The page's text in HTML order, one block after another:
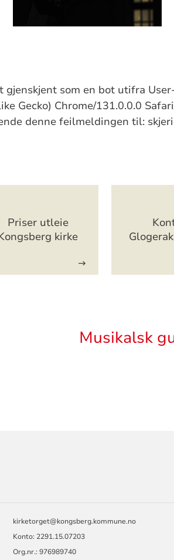
som en bot utifra
Gecko) Chrome/131.0.0.0
denne feilmeldingen til:
Priser utleie
kirke
Musikalsk
kirketorget@kongsberg.kommune.no
Konto: 2291.15.07203
Org.nr.: 976989740